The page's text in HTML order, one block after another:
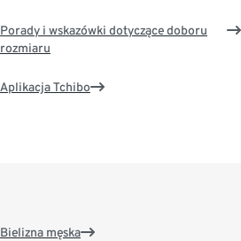
Porady i wskazówki dotyczące doboru
rozmiaru
Aplikacja Tchibo
Bielizna męska